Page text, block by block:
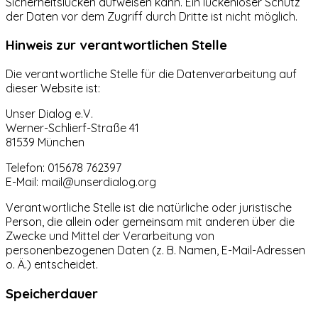
der Daten vor dem Zugriff durch Dritte ist nicht möglich.
Hinweis zur verantwortlichen Stelle
Die verantwortliche Stelle für die Datenverarbeitung auf
dieser Website ist:
Unser Dialog e.V.
Werner-Schlierf-Straße 41
81539 München
Telefon: 015678 762397
E-Mail: mail@unserdialog.org
Verantwortliche Stelle ist die natürliche oder juristische
Person, die allein oder gemeinsam mit anderen über die
Zwecke und Mittel der Verarbeitung von
personenbezogenen Daten (z. B. Namen, E-Mail-Adressen
o. Ä.) entscheidet.
Speicherdauer